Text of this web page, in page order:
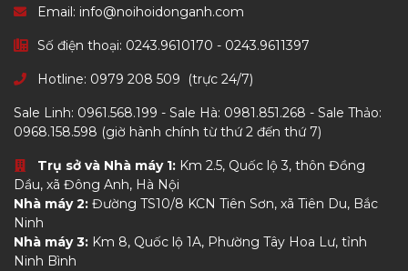
Email: info@noihoidonganh.com
Số điện thoại: 0243.9610170 - 0243.9611397
Hotline: 0979 208 509 (trực 24/7)
Sale Linh: 0961.568.199 - Sale Hà: 0981.851.268 - Sale Thảo:
0968.158.598 (giờ hành chính từ thứ 2 đến thứ 7)
Trụ sở và Nhà máy 1:Km 2.5, Quốc lộ 3, thôn Đồng
Dầu, xã Đông Anh, Hà Nội
Nhà máy 2: Đường TS10/8 KCN Tiên Sơn, xã Tiên Du, Bắc
Ninh
Nhà máy 3: Km 8, Quốc lộ 1A, Phường Tây Hoa Lư, tỉnh
Ninh Bình